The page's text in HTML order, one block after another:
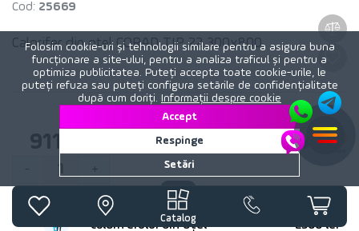
Catalog
Cod: 25669
Calorifer din otel CORAD TIP 22 300x800
911
- +
Instalarea radiatorului sau
caloriferului din oțel
Preț
2500 lei
Folosim cookie-uri și tehnologii similare pentru a asigura buna
funcționare a site-ului, pentru a analiza traficul și pentru a
optimiza publicitatea. Puteți accepta toate cookie-urile, le
puteți refuza sau puteți configura setările de confidențialitate
după cum doriți.
Informații despre cookie
Accept
Respinge
Setări